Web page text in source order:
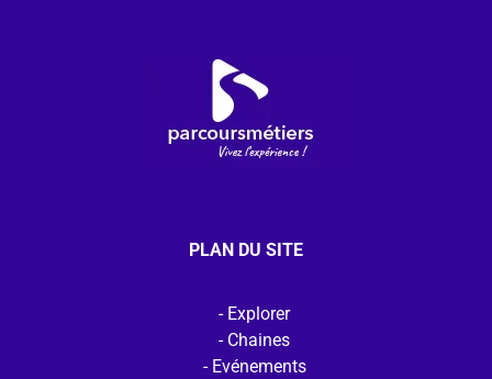
PLAN DU SITE
Explorer
Chaines
Evénements